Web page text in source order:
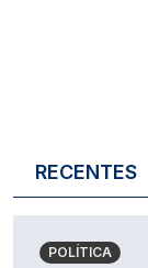
RECENTES
POLÍTICA